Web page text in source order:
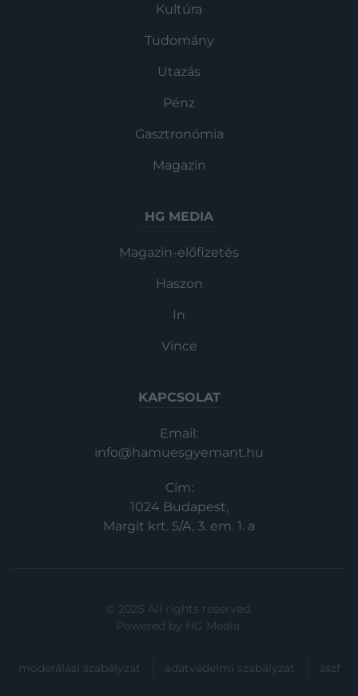
Kultúra
Tudomány
Utazás
Pénz
Gasztronómia
Magazin
HG MEDIA
Magazin-előfizetés
Haszon
In
Vince
KAPCSOLAT
Email:
info@hamuesgyemant.hu
Cím:
1024 Budapest,
Margit krt. 5/A, 3. em. 1. a
© 2025 All rights reserved.
Powered by HG Media.
moderálási szabályzat adatvédelmi szabályzat ászf